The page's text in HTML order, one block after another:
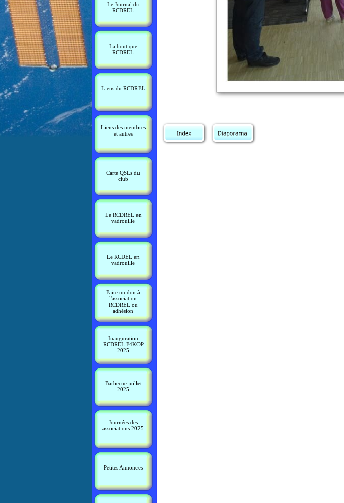
Le Journal du
RCDREL
La boutique
RCDREL
Liens du RCDREL
Liens des membres
et autres
Carte QSLs du
club
Le RCDREL en
vadrouille
Le RCDEL en
vadrouille
Faire un don à
l'association
RCDREL ou
adhésion
Inauguration
RCDREL F4KOP
2025
Barbecue juillet
2025
Journées des
associations 2025
Petites Annonces